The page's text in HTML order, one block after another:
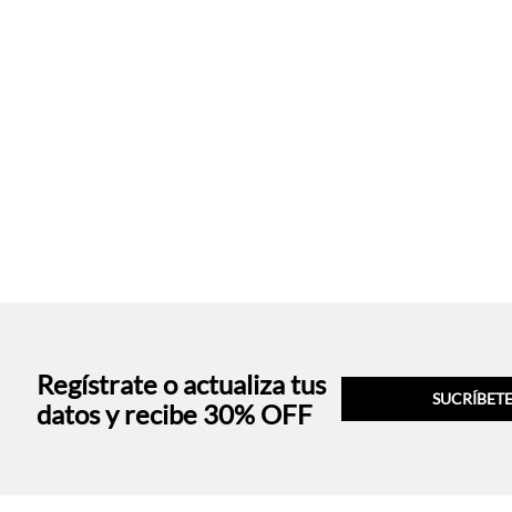
Regístrate o actualiza tus
datos y recibe 30% OFF